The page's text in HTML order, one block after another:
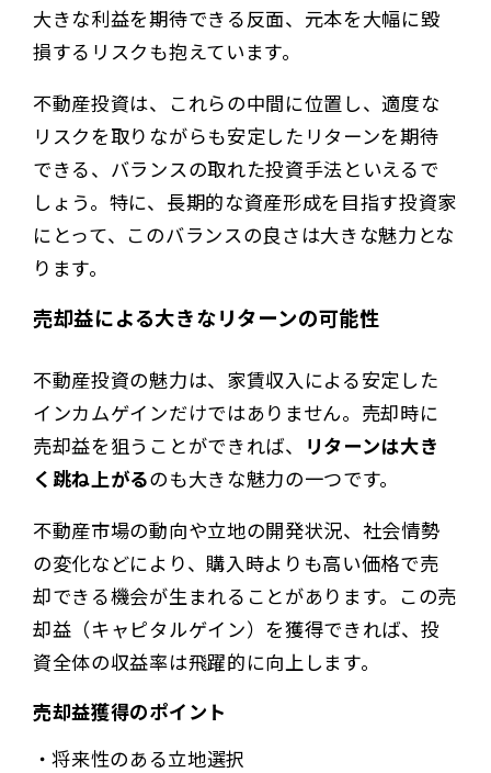
大きな利益を期待できる反面、元本を大幅に毀
損するリスクも抱えています。
不動産投資は、これらの中間に位置し、適度な
リスクを取りながらも安定したリターンを期待
できる、バランスの取れた投資手法といえるで
しょう。特に、長期的な資産形成を目指す投資家
にとって、このバランスの良さは大きな魅力とな
ります。
売却益による大きなリターンの可能性
不動産投資の魅力は、家賃収入による安定した
インカムゲインだけではありません。売却時に
売却益を狙うことができれば、
リターンは大き
く跳ね上がるのも大きな魅力の一つです。
不動産市場の動向や立地の開発状況、社会情勢
の変化などにより、購入時よりも高い価格で売
却できる機会が生まれることがあります。この売
却益（キャピタルゲイン）を獲得できれば、投
資全体の収益率は飛躍的に向上します。
売却益獲得のポイント
将来性のある立地選択